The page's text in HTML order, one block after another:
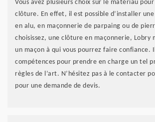
Vous avez plusieurs choix sur le matériau
clôture. En effet, il est possible d’installer
en alu, en maçonnerie de parpaing ou de
choisissez, une clôture en maçonnerie, Lobry
un maçon à qui vous pourrez faire confiance.
compétences pour prendre en charge un tel
règles de l’art. N’hésitez pas à le contacter
pour une demande de devis.